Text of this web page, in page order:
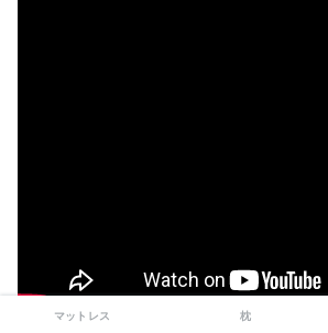
マットレス 枕